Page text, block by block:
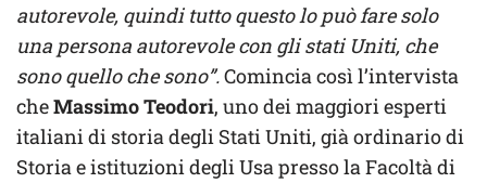
autorevole, quindi tutto questo lo può fare solo
una persona autorevole con gli stati Uniti, che
sono quello che sono”.Comincia così l’intervista
cheMassimo Teodori, uno dei maggiori esperti
italiani di storia degli Stati Uniti, già ordinario di
Storia e istituzioni degli Usa presso la Facoltà di